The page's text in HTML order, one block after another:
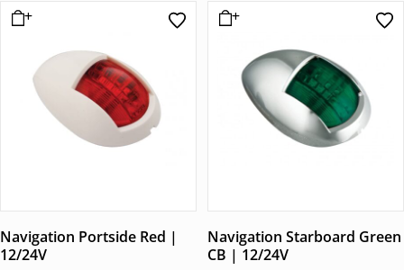
Navigation Portside Red |
12/24V
Navigation Starboard Green
CB | 12/24V